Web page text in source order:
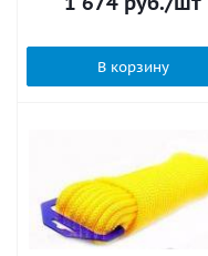
В корзину